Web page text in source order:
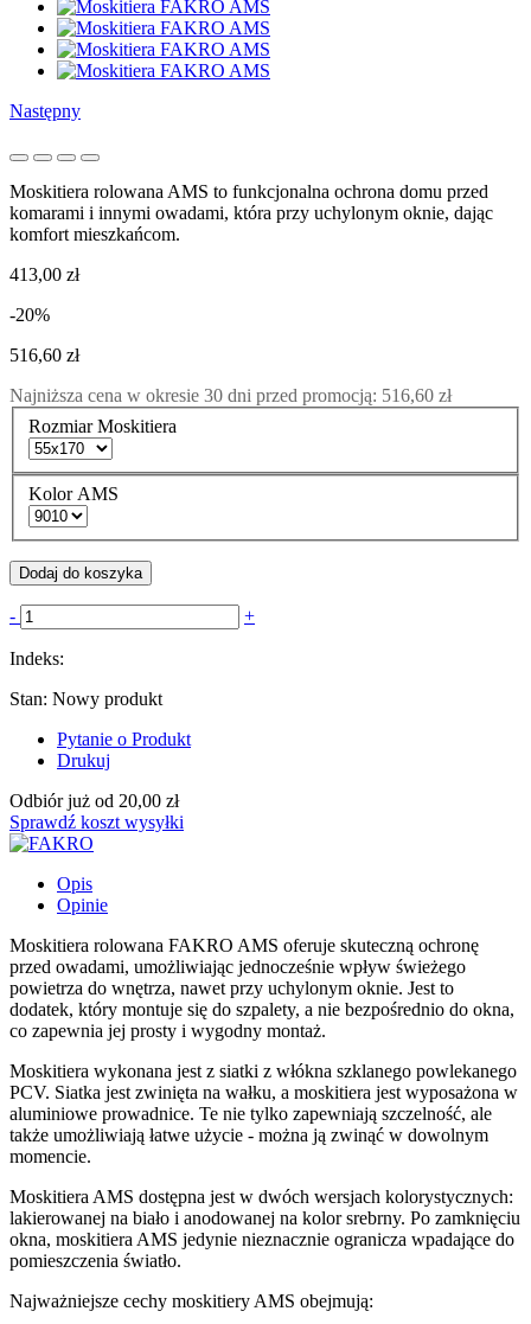
Następny
Moskitiera rolowana AMS to funkcjonalna ochrona domu przed
komarami i innymi owadami, która przy uchylonym oknie, dając
komfort mieszkańcom.
413,00 zł
-20%
516,60 zł
Najniższa cena w okresie 30 dni przed promocją: 516,60 zł
Rozmiar Moskitiera
Kolor AMS
Dodaj do koszyka
- +
Indeks:
Stan: Nowy produkt
Pytanie o Produkt
Drukuj
Odbiór już od 20,00 zł
Sprawdź koszt wysyłki
Opis
Opinie
Moskitiera rolowana FAKRO AMS oferuje skuteczną ochronę
przed owadami, umożliwiając jednocześnie wpływ świeżego
powietrza do wnętrza, nawet przy uchylonym oknie. Jest to
dodatek, który montuje się do szpalety, a nie bezpośrednio do okna,
co zapewnia jej prosty i wygodny montaż.
Moskitiera wykonana jest z siatki z włókna szklanego powlekanego
PCV. Siatka jest zwinięta na wałku, a moskitiera jest wyposażona w
aluminiowe prowadnice. Te nie tylko zapewniają szczelność, ale
także umożliwiają łatwe użycie - można ją zwinąć w dowolnym
momencie.
Moskitiera AMS dostępna jest w dwóch wersjach kolorystycznych:
lakierowanej na biało i anodowanej na kolor srebrny. Po zamknięciu
okna, moskitiera AMS jedynie nieznacznie ogranicza wpadające do
pomieszczenia światło.
Najważniejsze cechy moskitiery AMS obejmują: